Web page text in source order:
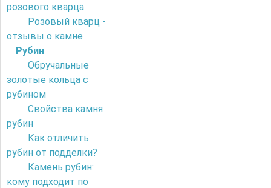
розового кварца
Розовый кварц -
отзывы о камне
Рубин
Обручальные
золотые кольца с
рубином
Свойства камня
рубин
Как отличить
рубин от подделки?
Камень рубин:
кому подходит по